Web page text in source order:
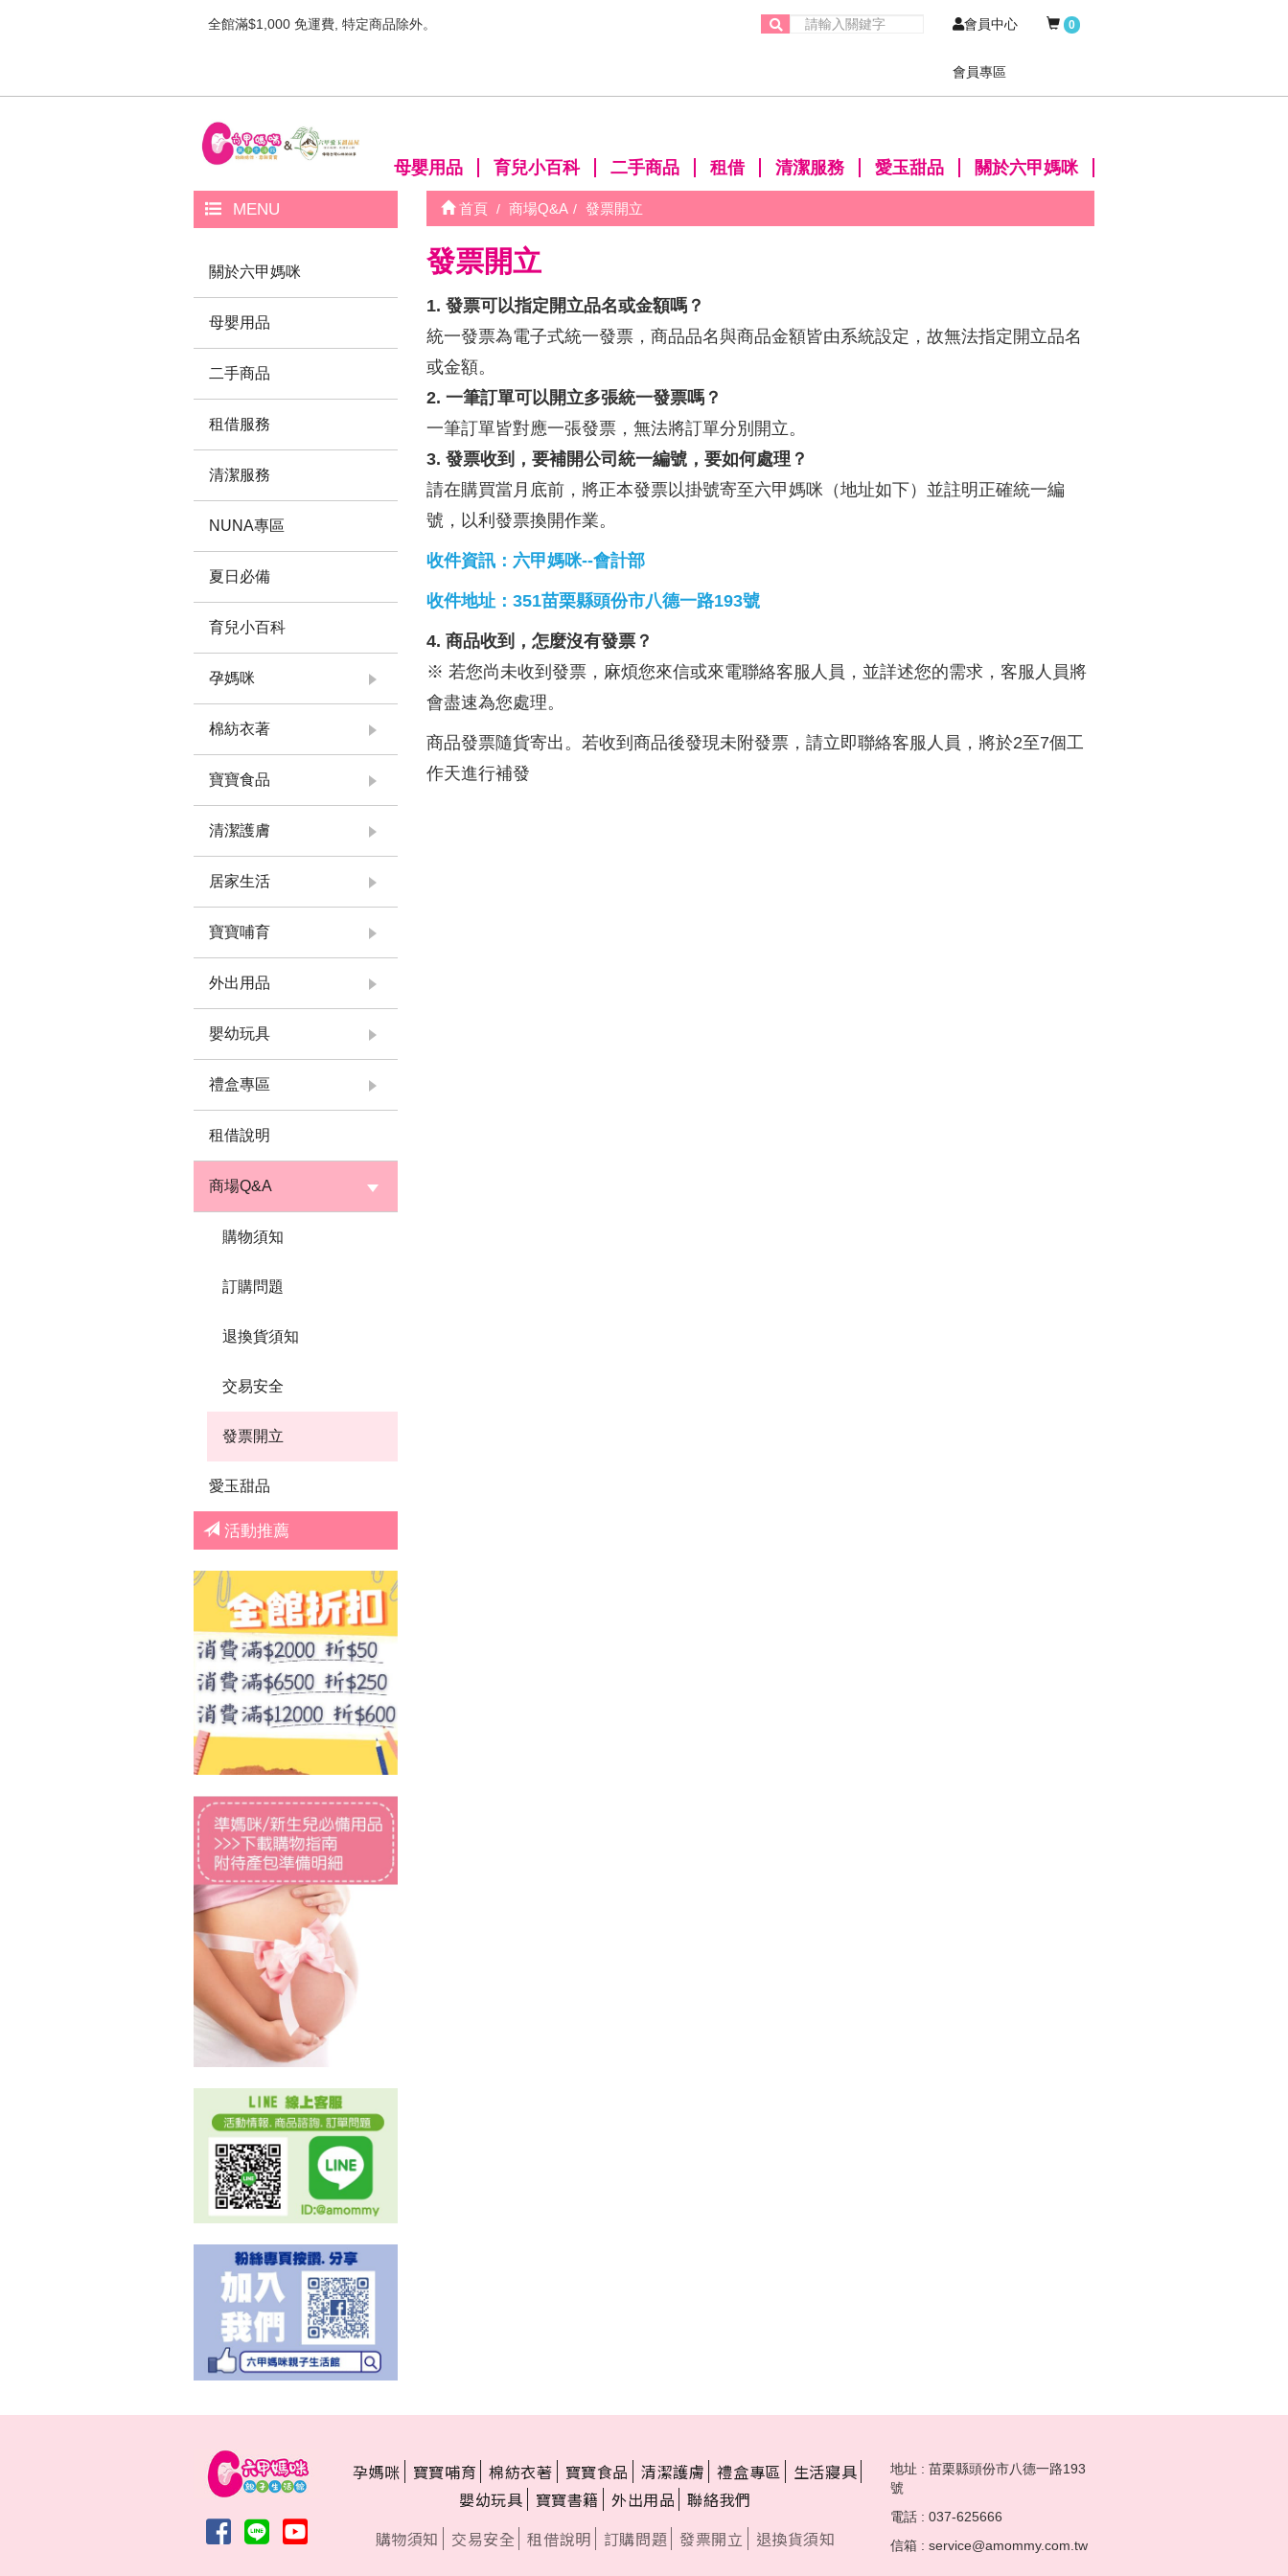
全館滿$1,000 免運費, 特定商品除外。 會員中心
會員專區
0
母嬰用品 育兒小百科 二手商品 租借 清潔服務 愛玉甜品 關於六甲媽咪
MENU
關於六甲媽咪
母嬰用品
二手商品
租借服務
清潔服務
NUNA專區
夏日必備
育兒小百科
孕媽咪
棉紡衣著
寶寶食品
清潔護膚
居家生活
寶寶哺育
外出用品
嬰幼玩具
禮盒專區
租借說明
商場Q&A
購物須知
訂購問題
退換貨須知
交易安全
發票開立
愛玉甜品
活動推薦
首頁 商場Q&A 發票開立
發票開立
1. 發票可以指定開立品名或金額嗎？
統一發票為電子式統一發票，商品品名與商品金額皆由系統設定，故無法指定開立品名
或金額。
2. 一筆訂單可以開立多張統一發票嗎？
一筆訂單皆對應一張發票，無法將訂單分別開立。
3. 發票收到，要補開公司統一編號，要如何處理？
請在購買當月底前，將正本發票以掛號寄至六甲媽咪（地址如下）並註明正確統一編
號，以利發票換開作業。
收件資訊：六甲媽咪--會計部
收件地址：351苗栗縣頭份市八德一路193號
4. 商品收到，怎麼沒有發票？
※ 若您尚未收到發票，麻煩您來信或來電聯絡客服人員，並詳述您的需求，客服人員將
會盡速為您處理。
商品發票隨貨寄出。若收到商品後發現未附發票，請立即聯絡客服人員，將於2至7個工
作天進行補發
孕媽咪 寶寶哺育 棉紡衣著 寶寶食品 清潔護膚 禮盒專區
生活寢具
嬰幼玩具
寶寶書籍 外出用品
聯絡我們
購物須知
交易安全 租借說明 訂購問題 發票開立 退換貨須知
地址 : 苗栗縣頭份市八德一路193
號
電話 : 037-625666
信箱 : service@amommy.com.tw